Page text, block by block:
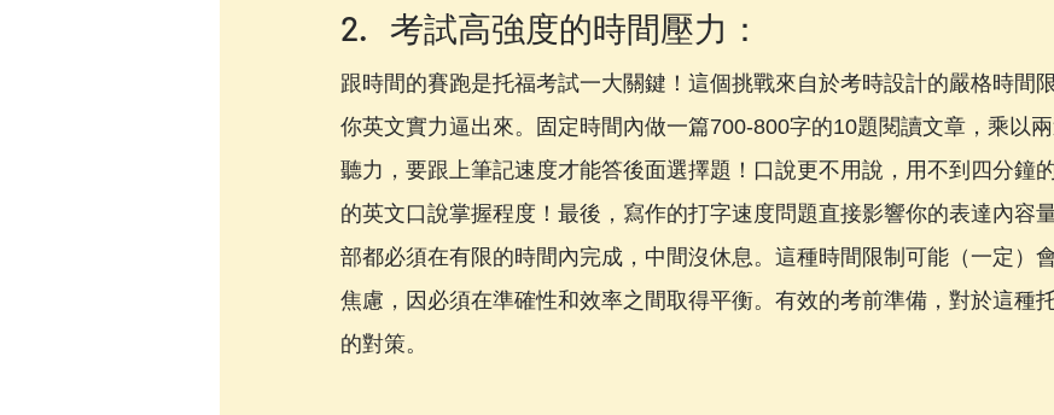
2.   考試高強度的時間壓力：
跟時間的賽跑是托福考試一大關鍵！這個挑戰來自於考時設計的嚴格時間
你英文實力逼出來。固定時間內做一篇700-800字的10題閱讀文章，乘以
聽力，要跟上筆記速度才能答後面選擇題！口說更不用說，用不到四分鐘
的英文口說掌握程度！最後，寫作的打字速度問題直接影響你的表達內容
部都必須在有限的時間內完成，中間沒休息。這種時間限制可能（一定）
焦慮，因必須在準確性和效率之間取得平衡。有效的考前準備，對於這種
的對策。